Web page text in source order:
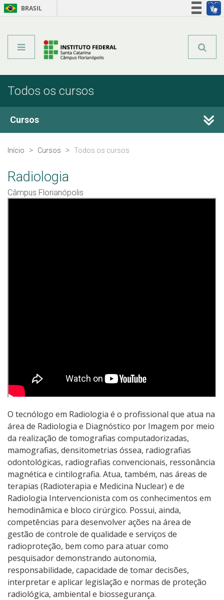
BRASIL
Todos os cursos
Cursos
Técnicos Integrados
Técnicos Subsequentes
Qualificação Profissional e Idiomas
Processo de Inscrição
Resultados Vagas Ociosas
Como posso estudar no IFSC?
Calendário de inscrições
Processos Seletivos
Cotas
Inscrições e acompanhamento
Orientações para Matrícula
Início Cursos Todos os cursos
Radiologia
Câmpus Florianópolis
O tecnólogo em Radiologia é o profissional que atua na
área de Radiologia e Diagnóstico por Imagem por meio
da realização de tomografias computadorizadas,
mamografias, densitometrias óssea, radiografias
odontológicas, radiografias convencionais, ressonância
magnética e cintilografia. Atua, também, nas áreas de
terapias (Radioterapia e Medicina Nuclear) e de
Radiologia Intervencionista com os conhecimentos em
hemodinâmica e bloco cirúrgico. Possui, ainda,
competências para desenvolver ações na área de
gestão de controle de qualidade e serviços de
radioproteção, bem como para atuar como
pesquisador demonstrando autonomia,
responsabilidade, capacidade de tomar decisões,
interpretar e aplicar legislação e normas de proteção
radiológica, ambiental e biossegurança.